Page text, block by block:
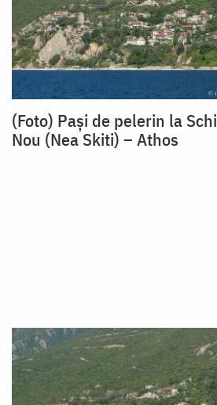
(Foto) Pași de pelerin la
Nou (Nea Skiti) – Athos